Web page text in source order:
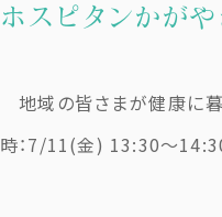
ホスピタンかが
地域の皆さまが健康に
時：7/11(金)